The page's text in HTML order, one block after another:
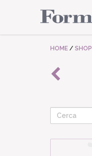
HOME / SHOP